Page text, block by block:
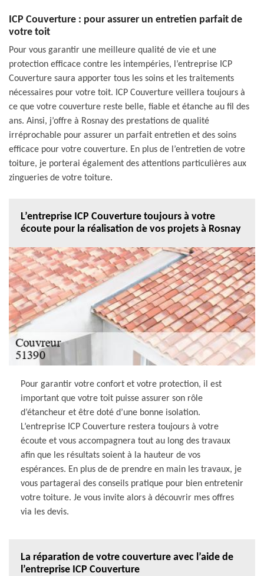
ICP Couverture : pour assurer un entretien parfait de
votre toit
Pour vous garantir une meilleure qualité de vie et une
protection efficace contre les intempéries, l’entreprise ICP
Couverture saura apporter tous les soins et les traitements
nécessaires pour votre toit. ICP Couverture veillera toujours à
ce que votre couverture reste belle, fiable et étanche au fil des
ans. Ainsi, j’offre à Rosnay des prestations de qualité
irréprochable pour assurer un parfait entretien et des soins
efficace pour votre couverture. En plus de l’entretien de votre
toiture, je porterai également des attentions particulières aux
zingueries de votre toiture.
L’entreprise ICP Couverture toujours à votre
écoute pour la réalisation de vos projets à Rosnay
Pour garantir votre confort et votre protection, il est
important que votre toit puisse assurer son rôle
d’étancheur et être doté d’une bonne isolation.
L’entreprise ICP Couverture restera toujours à votre
écoute et vous accompagnera tout au long des travaux
afin que les résultats soient à la hauteur de vos
espérances. En plus de de prendre en main les travaux, je
vous partagerai des conseils pratique pour bien entretenir
votre toiture. Je vous invite alors à découvrir mes offres
via les devis.
La réparation de votre couverture avec l’aide de
l’entreprise ICP Couverture